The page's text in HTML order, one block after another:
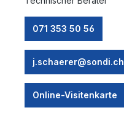
071 353 50 56
j.schaerer@sondi.ch
Online-Visitenkarte